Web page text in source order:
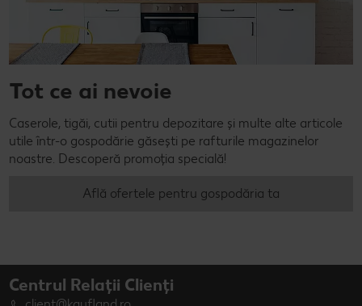
Tot ce ai nevoie
Caserole, tigăi, cutii pentru depozitare și multe alte articole
utile într-o gospodărie găsești pe rafturile magazinelor
noastre. Descoperă promoția specială!
Află ofertele pentru gospodăria ta
Centrul Relații Clienți